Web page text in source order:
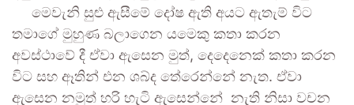
මෙවැනි සුළු ඇසීමේ දෝෂ ඇති අයට ඇතැම් විට
තමාගේ මුහුණ බලාගෙන යමෙකු කතා කරන
අවස්ථාවේ දී ඒවා ඇසෙන මුත්, දෙදෙනෙක් කතා කරන
විට සහ ඈතින් එන ශබ්ද තේරෙන්නේ නැත. ඒවා
ඇසෙන නමුත් හරි හැටි ඇසෙන්නේ නැති නිසා වචන